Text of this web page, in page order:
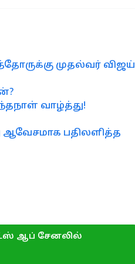
முதல்வர் விஜய்
வாழ்த்து!
ஆவேசமாக பதிலளித்த
ஆப் சேனலில்